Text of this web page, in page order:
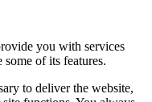
you with services
of its features.
to deliver the website,